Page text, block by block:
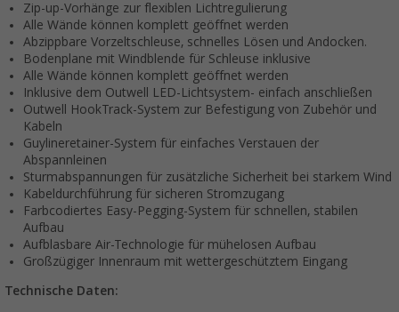
Zip-up-Vorhänge zur flexiblen Lichtregulierung
Alle Wände können komplett geöffnet werden
Abzippbare Vorzeltschleuse, schnelles Lösen und Andocken.
Bodenplane mit Windblende für Schleuse inklusive
Alle Wände können komplett geöffnet werden
Inklusive dem Outwell LED-Lichtsystem- einfach anschließen
Outwell HookTrack-System zur Befestigung von Zubehör und
Kabeln
Guylineretainer-System für einfaches Verstauen der
Abspannleinen
Sturmabspannungen für zusätzliche Sicherheit bei starkem Wind
Kabeldurchführung für sicheren Stromzugang
Farbcodiertes Easy-Pegging-System für schnellen, stabilen
Aufbau
Aufblasbare Air-Technologie für mühelosen Aufbau
Großzügiger Innenraum mit wettergeschütztem Eingang
Technische Daten: